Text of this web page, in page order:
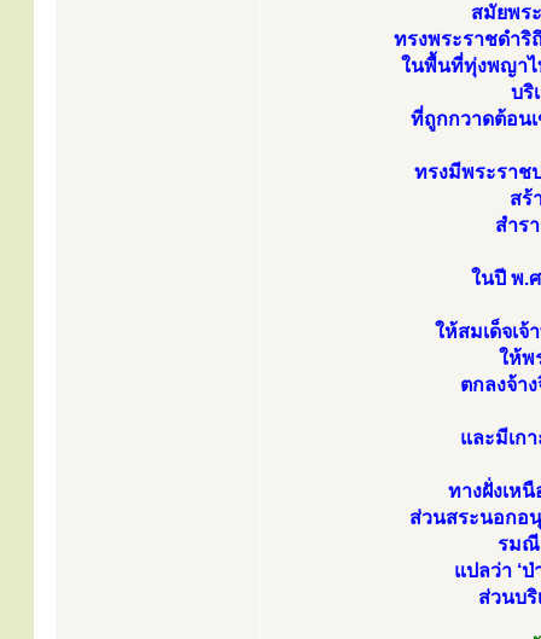
สมัยพร
ทรงพระราชดำริ
ในพื้นที่ทุ่งพญาไ
บริ
ที่ถูกกวาดต้อนเ
ทรงมีพระราช
สร้
สำร
ในปี พ.
ให้สมเด็จเ
ให้พ
ตกลงจ้า
และมีเก
ทางฝั่งเห
ส่วนสระนอกอ
รมณี
แปลว่า ‘ป่
ส่วนบ